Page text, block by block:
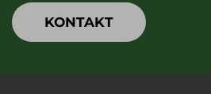
KONTAKT